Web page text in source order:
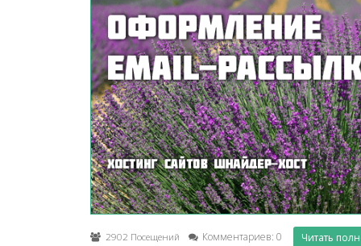
2902 Посещений Комментариев: 0 Читать